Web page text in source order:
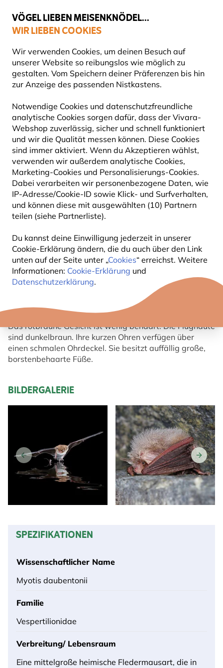
VÖGEL LIEBEN MEISENKNÖDEL...
WIR LIEBEN COOKIES
Wir verwenden Cookies, um deinen Besuch auf
unserer Website so reibungslos wie möglich zu
gestalten. Vom Speichern deiner Präferenzen bis hin
zur Anzeige des passenden Nistkastens.
Notwendige Cookies und datenschutzfreundliche
analytische Cookies sorgen dafür, dass der Vivara-
Webshop zuverlässig, sicher und schnell funktioniert
und wir die Qualität messen können. Diese Cookies
sind immer aktiviert. Wenn du Akzeptieren wählst,
verwenden wir außerdem analytische Cookies,
Marketing-Cookies und Personalisierungs-Cookies.
Dabei verarbeiten wir personenbezogene Daten, wie
IP-Adresse/Cookie-ID sowie Klick- und Surfverhalten,
und können diese mit ausgewählten (10) Partnern
teilen (siehe Partnerliste).
Du kannst deine Einwilligung jederzeit in unserer
Cookie-Erklärung ändern, die du auch über den Link
unten auf der Seite unter „Cookies“ erreichst. Weitere
Informationen: Cookie-Erklärung und
Datenschutzerklärung.
Top-bewertet in 11 Ländern
Gratis Versand ab 49 €
Blog Tierarten Fledermäuse Wasserfledermaus
WASSERFLEDERMAUS
27 September 2024 FLEDERMÄUSE TIERARTEN
KURZBESCHREIBUNG
WASSERFLEDERMAUS
Die Fellfarbe der Wasserfledermaus (Myotis
daubentonii) ist auf dem Rücken rötlich braun oder
graubraun und am Bauch hellgrau.
Das rotbraune Gesicht ist wenig behaart. Die Flughäute
sind dunkelbraun. Ihre kurzen Ohren verfügen über
einen schmalen Ohrdeckel. Sie besitzt auffällig große,
borstenbehaarte Füße.
BILDERGALERIE
SPEZIFIKATIONEN
Wissenschaftlicher Name
Myotis daubentonii
Familie
Vespertilionidae
Verbreitung/ Lebensraum
Eine mittelgroße heimische Fledermausart, die in